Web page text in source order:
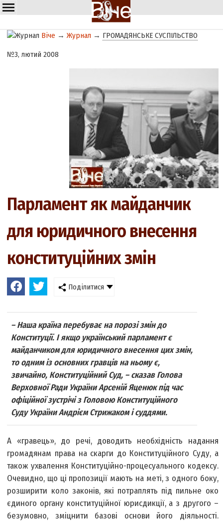
Віче →Журнал → ГРОМАДЯНСЬКЕ СУСПІЛЬСТВО
№3, лютий 2008
Парламент як майданчик
для юридичного внесення
конституційних змін
Поділитися
– Наша країна перебуває на порозі змін до
Конституції. І якщо український парламент є
майданчиком для юридичного внесення цих змін,
то одним із основних гравців на ньому є,
звичайно, Конституційний Суд, – сказав Голова
Верховної Ради України Арсеній Яценюк під час
офіційної зустрічі з Головою Конституційного
Суду України Андрієм Стрижаком і суддями.
А «гравець», до речі, доводить необхідність надання
громадянам права на скарги до Конституційного Суду, а
також ухвалення Конституційно-процесуального кодексу.
Очевидно, що ці пропозиції мають на меті, з одного боку,
розширити коло законів, які потраплять під пильне око
єдиного органу конституційної юрисдикції, а з другого –
безумовно, зміцнити базові основи його діяльності.